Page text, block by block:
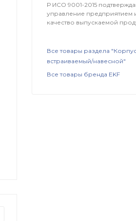
Р ИСО 9001-2015
управление предприятием
качество выпускаемой
Все товары раздела
встраиваемый/навесной"
Все товары бренда EKF